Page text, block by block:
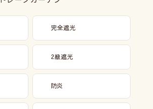
完全遮光
2級遮光
防炎